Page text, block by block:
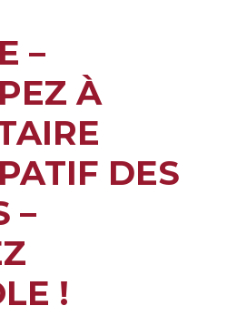
–
À
DES
–
!